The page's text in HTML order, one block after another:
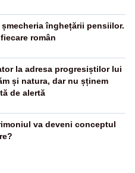
înghețării pensiilor.
român
la adresa progresiștilor lui
și natura, dar nu șținem
de alertă
va deveni conceptul